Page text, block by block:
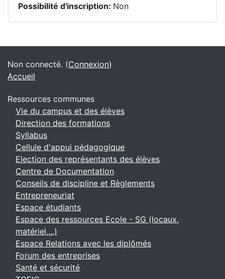
Possibilité d'inscription: Non
Blocs supplémentaires
Non connecté. (Connexion)
Accueil
Ressources communes
Vie du campus et des élèves
Direction des formations
Syllabus
Cellule d'appui pédagogique
Election des représentants des élèves
Centre de Documentation
Conseils de discipline et Règlements
Entrepreneuriat
Espace étudiants
Espace des ressources Ecole - SG (locaux,
matériel,...)
Espace Relations avec les diplômés
Forum des entreprises
Santé et sécurité